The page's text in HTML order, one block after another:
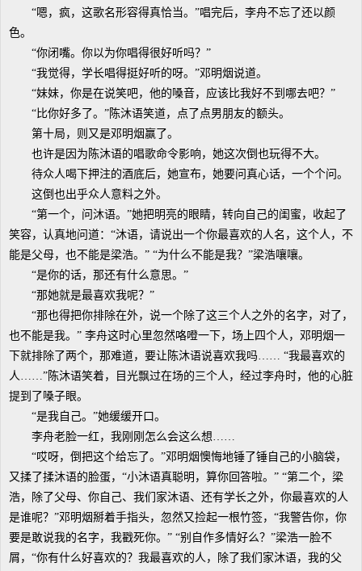
“嗯，疯，这歌名形容得真恰当。”唱完后，李舟不忘了还以颜
色。
“你闭嘴。你以为你唱得很好听吗？”
“我觉得，学长唱得挺好听的呀。”邓明烟说道。
“妹妹，你是在说笑吧，他的嗓音，应该比我好不到哪去吧？”
“比你好多了。”陈沐语笑道，点了点男朋友的额头。
第十局，则又是邓明烟赢了。
也许是因为陈沐语的唱歌命令影响，她这次倒也玩得不大。
待众人喝下押注的酒底后，她宣布，她要问真心话，一个个问。
这倒也出乎众人意料之外。
“第一个，问沐语。”她把明亮的眼睛，转向自己的闺蜜，收起了
笑容，认真地问道：“沐语，请说出一个你最喜欢的人名，这个人，不
能是父母，也不能是梁浩。” “为什么不能是我？”梁浩嚷嚷。
“是你的话，那还有什么意思。”
“那她就是最喜欢我呢？”
“那也得把你排除在外，说一个除了这三个人之外的名字，对了，
也不能是我。” 李舟这时心里忽然咯噔一下，场上四个人，邓明烟一
下就排除了两个，那难道，要让陈沐语说喜欢我吗…… “我最喜欢的
人……”陈沐语笑着，目光飘过在场的三个人，经过李舟时，他的心脏
提到了嗓子眼。
“是我自己。”她缓缓开口。
李舟老脸一红，我刚刚怎么会这么想……
“哎呀，倒把这个给忘了。”邓明烟懊悔地锤了锤自己的小脑袋，
又揉了揉沐语的脸蛋，“小沐语真聪明，算你回答啦。” “第二个，梁
浩，除了父母、你自己、我们家沐语、还有学长之外，你最喜欢的人
是谁呢？”邓明烟掰着手指头，忽然又捡起一根竹签，“我警告你，你
要是敢说我的名字，我戳死你。” “别自作多情好么？”梁浩一脸不
屑，“你有什么好喜欢的？我最喜欢的人，除了我们家沐语，我的父